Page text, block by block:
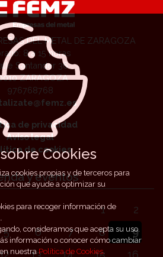
DEL METAL DE ZARAGOZA
8 a 15 horas
Santander 36
ZARAGOZA
976768768
de privacidad
Aviso legal
de cookies
y eventos
1
2
5 6 7 8
9
Cookies
cookies propias y de terceros para
que ayude a optimizar su
para recoger información de
consideramos que acepta su uso.
información o conocer cómo cambiar
nuestraPolítica de Cookies.